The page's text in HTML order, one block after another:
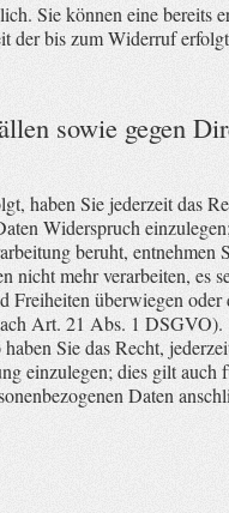
Sie können eine bereits
bis zum Widerruf
sowie gegen
haben Sie jederzeit das
Widerspruch
beruht, entnehmen
nicht mehr verarbeiten, es
Freiheiten überwiegen
Art. 21 Abs. 1 DSGVO).
Sie das Recht,
einzulegen; dies gilt
Daten